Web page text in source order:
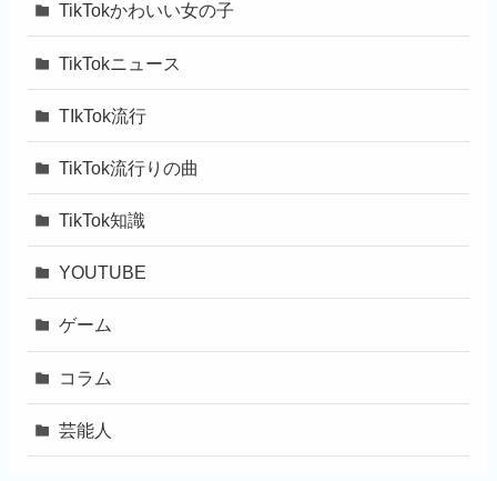
TikTokかわいい女の子
TikTokニュース
TIkTok流行
TikTok流行りの曲
TikTok知識
YOUTUBE
ゲーム
コラム
芸能人